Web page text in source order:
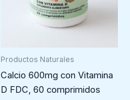
Productos Naturales
Calcio 600mg con Vitamina
D FDC, 60 comprimidos